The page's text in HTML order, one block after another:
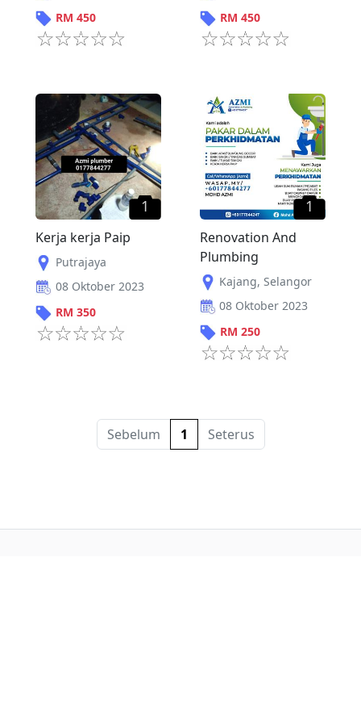
RM 450
RM 450
1
Kerja kerja Paip
Putrajaya
08 Oktober 2023
RM 350
1
Renovation And
Plumbing
Kajang, Selangor
08 Oktober 2023
RM 250
Sebelum 1 Seterus